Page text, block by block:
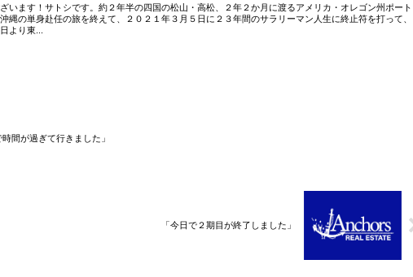
います！サトシです。約２年半の四国の松山・高松、２年２か月に渡るアメリカ・オレゴン州ポート
縄の単身赴任の旅を終えて、２０２１年３月５日に２３年間のサラリーマン人生に終止符を打って、
より東...
間が過ぎて行きました」
「今日で２期目が終了しました」